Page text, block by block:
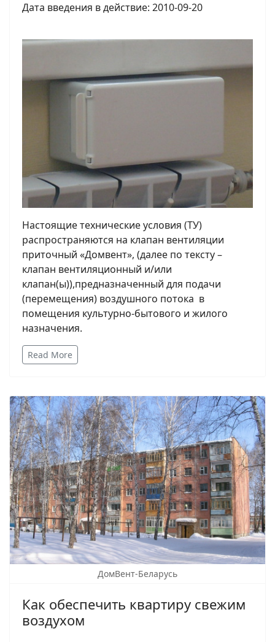
Дата введения в действие: 2010-09-20
Настоящие технические условия (ТУ)
распространяются на клапан вентиляции
приточный «Домвент», (далее по тексту –
клапан вентиляционный и/или
клапан(ы)),предназначенный для подачи
(перемещения) воздушного потока в
помещения культурно-бытового и жилого
назначения.
Read More
ДомВент-Беларусь
Как обеспечить квартиру свежим
воздухом